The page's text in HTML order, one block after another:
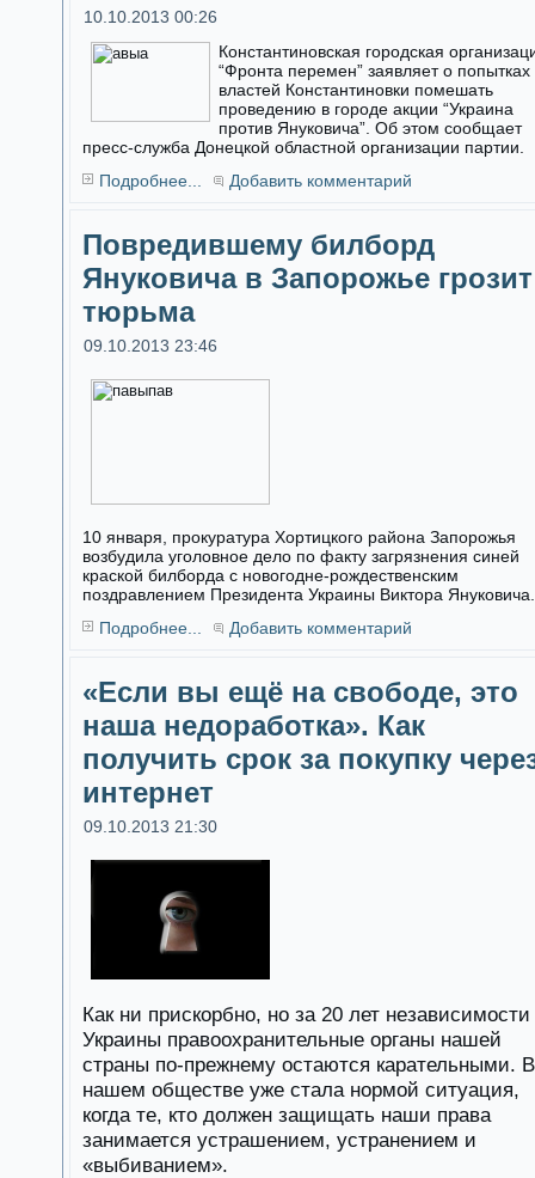
10.10.2013 00:26
Константиновская городская
“Фронта перемен” заявляет о попытках
властей Константиновки помешать
проведению в городе акции “Украина
против Януковича”. Об этом сообщает
пресс-служба Донецкой областной организации партии.
Подробнее...
Добавить комментарий
Повредившему билборд
Януковича в Запорожье грозит
тюрьма
09.10.2013 23:46
10 января, прокуратура Хортицкого района Запорожья
возбудила уголовное дело по факту загрязнения синей
краской билборда с новогодне-рождественским
поздравлением Президента Украины Виктора Януковича.
Подробнее...
Добавить комментарий
«Если вы ещё на свободе, это
наша недоработка». Как
получить срок за покупку
интернет
09.10.2013 21:30
Как ни прискорбно, но за 20 лет независимости
Украины правоохранительные органы нашей
страны по-прежнему остаются карательными. В
нашем обществе уже стала нормой ситуация,
когда те, кто должен защищать наши права
занимается устрашением, устранением и
«выбиванием».